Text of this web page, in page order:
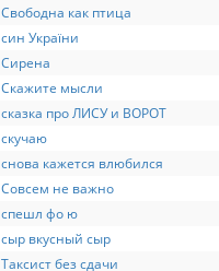
Свободна как птица
син України
Сирена
Скажите мысли
сказка про ЛИСУ и ВОРОТ
скучаю
снова кажется влюбился
Совсем не важно
спешл фо ю
сыр вкусный сыр
Таксист без сдачи